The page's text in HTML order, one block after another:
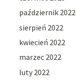
październik 2022
sierpień 2022
kwiecień 2022
marzec 2022
luty 2022